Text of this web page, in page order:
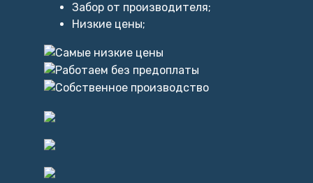
Забор от производителя;
Низкие цены;